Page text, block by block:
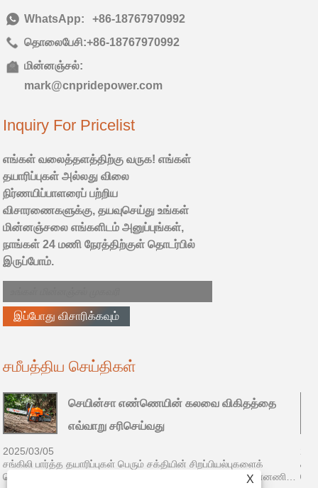
டெல்:+86-18767970992
தொலைபேசி:+86-18767970992
மின்னஞ்சல்:
mark@cnpridepower.com
Inquiry For Pricelist
எங்கள் வலைத்தளத்திற்கு வருக! எங்கள்
தயாரிப்புகள் அல்லது விலை
நிர்ணயிப்பாளரைப் பற்றிய
விசாரணைகளுக்கு, தயவுசெய்து உங்கள்
மின்னஞ்சலை எங்களிடம் அனுப்புங்கள்,
நாங்கள் 24 மணி நேரத்திற்குள் தொடர்பில்
இருப்போம்.
சமீபத்திய செய்திகள்
செயின்சா எண்ணெயின் கலவை விகிதத்தை
எவ்வாறு சரிசெய்வது
2025/03/05
சங்கிலி பார்த்த தயாரிப்புகள் பெரும் சக்தியின் சிறப்பியல்புகளைக்
கொண்டுள்ளன, மேலும் சீனாவில் கையடக்க அறுவடையின் முன்னணி
X